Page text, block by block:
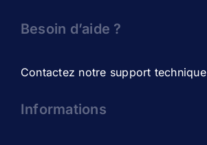
Besoin d’aide ?
Contactez notre support technique
Informations